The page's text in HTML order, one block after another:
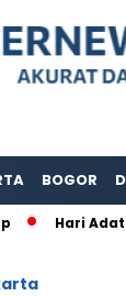
BOGOR
Adat